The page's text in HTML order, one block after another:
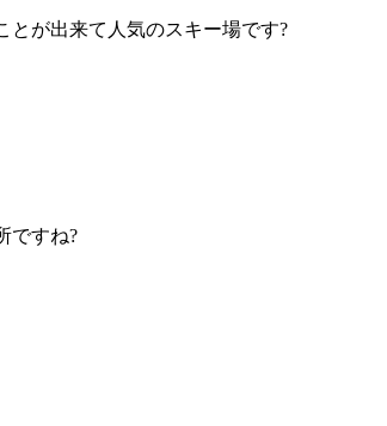
とが出来て人気のスキー場です?
ですね?